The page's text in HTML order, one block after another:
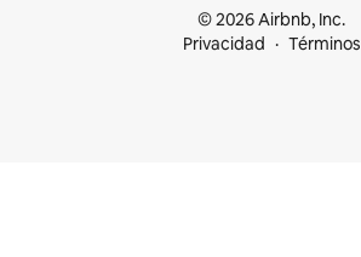
© 2026 Airbnb, Inc.
Privacidad
Términos